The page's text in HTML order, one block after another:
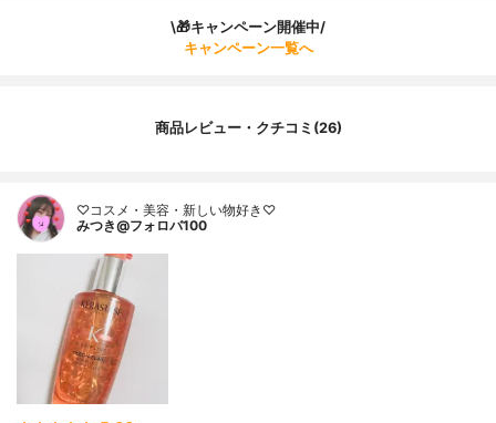
\🎁キャンペーン開催中/
キャンペーン一覧へ
商品レビュー・クチコミ(26)
♡コスメ・美容・新しい物好き♡
みつき@フォロバ100